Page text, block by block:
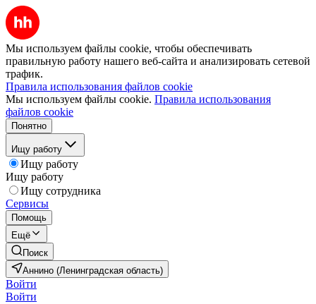
Мы используем файлы cookie, чтобы обеспечивать
правильную работу нашего веб-сайта и анализировать сетевой
трафик.
Правила использования файлов cookie
Мы используем файлы cookie. Правила использования
файлов cookie
Понятно
Ищу работу
Ищу работу
Ищу работу
Ищу сотрудника
Сервисы
Помощь
Ещё
Поиск
Аннино (Ленинградская область)
Войти
Войти